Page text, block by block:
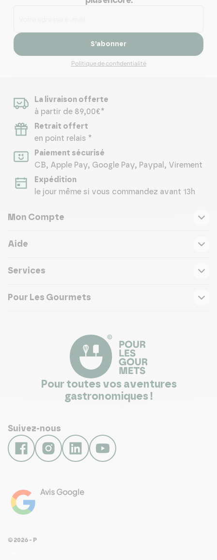
S’abonner
Politique de confidentialité
La livraison offerte
à partir de 89,00€*
Retrait offert
en point relais *
Paiement sécurisé
CB, Apple Pay, Google Pay, Paypal, Virement
Expédition
le jour même si vous commandez avant 13h
Mon Compte
Aide
Services
Pour Les Gourmets
Pour toutes vos aventures
gastronomiques !
Suivez-nous
Avis Google
© 2026 - Pour Les Gourmets